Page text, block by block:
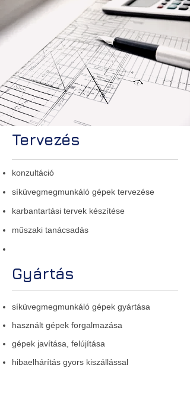
Tervezés
konzultáció
síküvegmegmunkáló gépek tervezése
karbantartási tervek készítése
műszaki tanácsadás
Gyártás
síküvegmegmunkáló gépek gyártása
használt gépek forgalmazása
gépek javítása, felújítása
hibaelhárítás gyors kiszállással